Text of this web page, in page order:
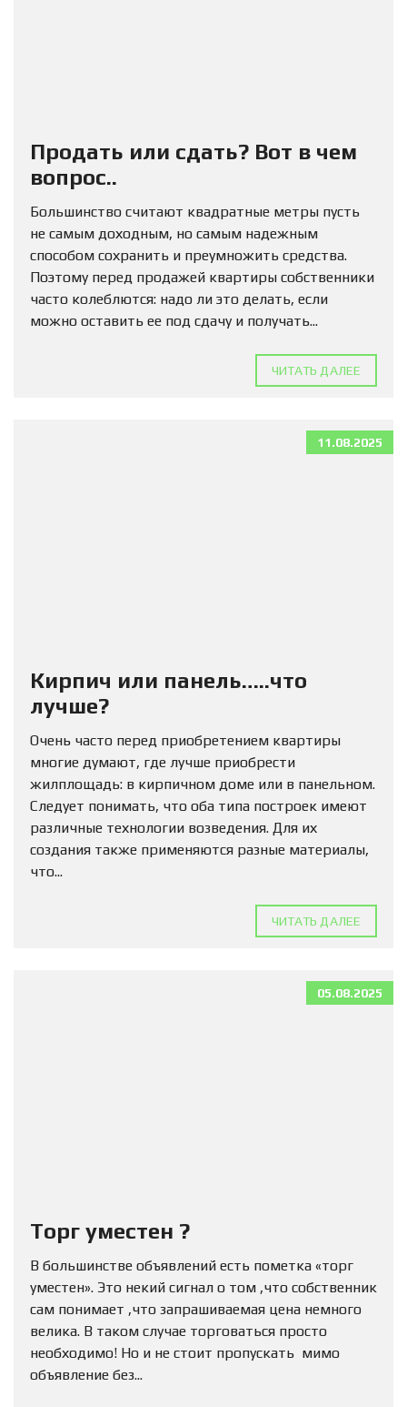
Продать или сдать? Вот в чем
вопрос..
Большинство считают квадратные метры пусть
не самым доходным, но самым надежным
способом сохранить и преумножить средства.
Поэтому перед продажей квартиры собственники
часто колеблются: надо ли это делать, если
можно оставить ее под сдачу и получать...
ЧИТАТЬ ДАЛЕЕ
11.08.2025
Кирпич или панель…..что
лучше?
Очень часто перед приобретением квартиры
многие думают, где лучше приобрести
жилплощадь: в кирпичном доме или в панельном.
Следует понимать, что оба типа построек имеют
различные технологии возведения. Для их
создания также применяются разные материалы,
что...
ЧИТАТЬ ДАЛЕЕ
05.08.2025
Торг уместен ?
В большинстве объявлений есть пометка «торг
уместен». Это некий сигнал о том ,что собственник
сам понимает ,что запрашиваемая цена немного
велика. В таком случае торговаться просто
необходимо! Но и не стоит пропускать мимо
объявление без...